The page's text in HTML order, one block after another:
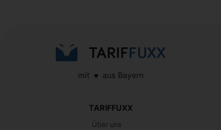
mit aus Bayern
TARIFFUXX
Über uns